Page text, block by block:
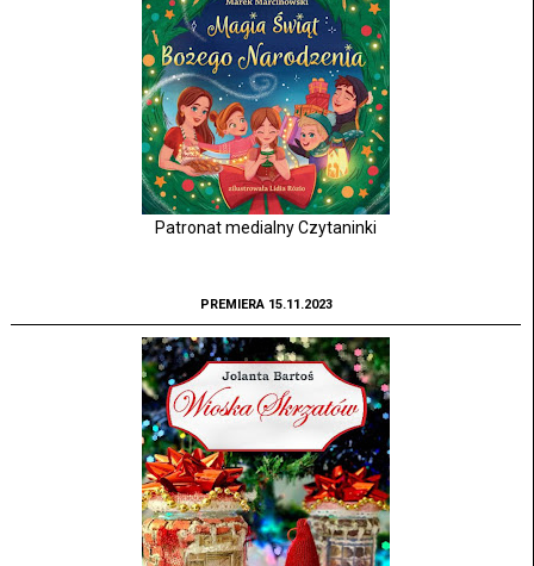
Patronat medialny Czytaninki
PREMIERA 15.11.2023